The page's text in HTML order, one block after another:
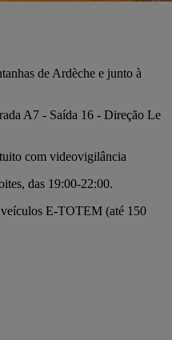
de Ardèche e junto à
A7 - Saída 16 - Direção Le
com videovigilância
das 19:00-22:00.
veículos E-TOTEM (até 150